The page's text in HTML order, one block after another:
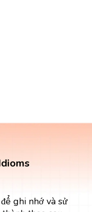
ghi nhớ và sử